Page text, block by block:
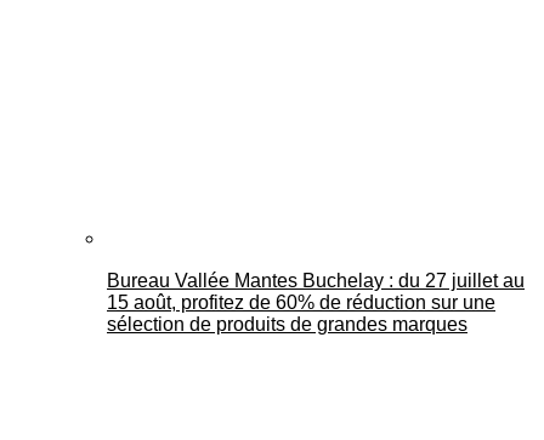
Bureau Vallée Mantes Buchelay : du 27 juillet au
15 août, profitez de 60% de réduction sur une
sélection de produits de grandes marques